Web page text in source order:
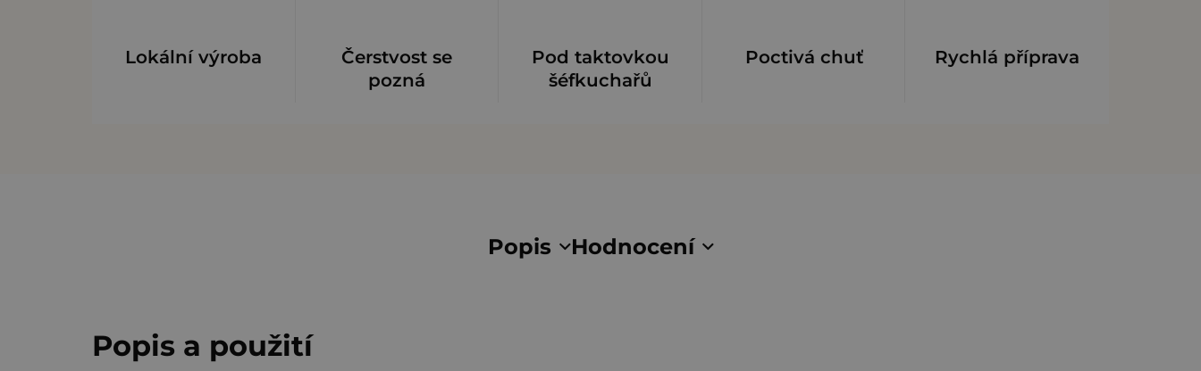
Lokální výroba
Čerstvost se
pozná
Pod taktovkou
šéfkuchařů
Poctivá chuť Rychlá příprava
Popis Hodnocení
Popis a použití